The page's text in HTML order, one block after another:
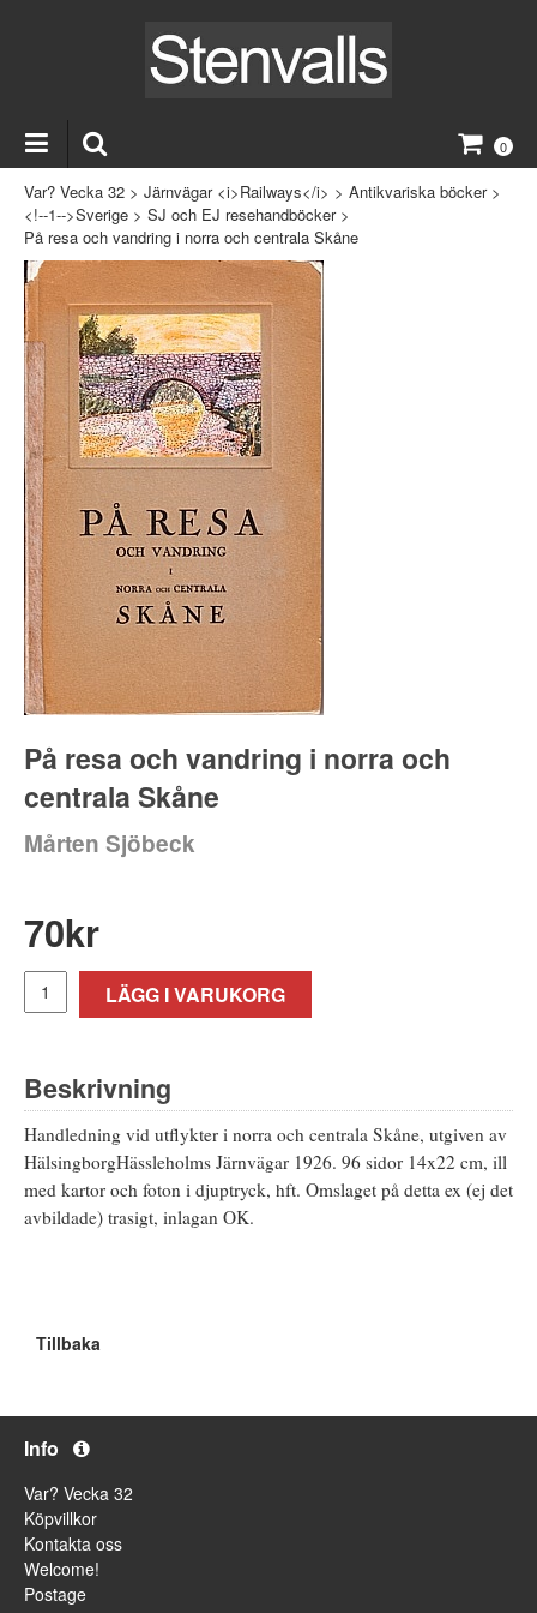
0
Var? Vecka 32 > Järnvägar <i>Railways</i> > Antikvariska böcker>
<!--1-->Sverige > SJ och EJ resehandböcker>
På resa och vandring i norra och centrala Skåne
På resa och vandring i norra och
centrala Skåne
Mårten Sjöbeck
70kr
LÄGG I VARUKORG
Beskrivning
Handledning vid utflykter i norra och centrala Skåne, utgiven av
HälsingborgHässleholms Järnvägar 1926. 96 sidor 14x22 cm, ill
med kartor och foton i djuptryck, hft. Omslaget på detta ex (ej det
avbildade) trasigt, inlagan OK.
Tillbaka
Info
Var? Vecka 32
Köpvillkor
Kontakta oss
Welcome!
Postage